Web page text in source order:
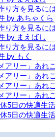
り方を見るに
by あちゃくら
り方を見るに
by まえばし
り方を見るに
by もく
アリー」あれ
アリー」あれ
アリー」あれ
アリー」あれ
5日の快適生
5日の快適生